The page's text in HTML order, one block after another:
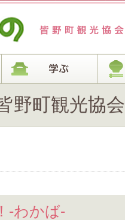
野町観光協会
-わかば-